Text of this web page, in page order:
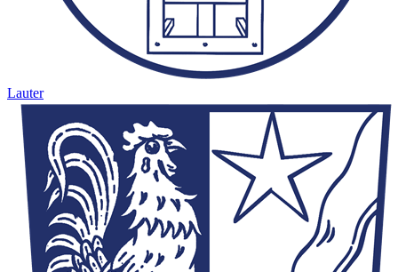
Lauter